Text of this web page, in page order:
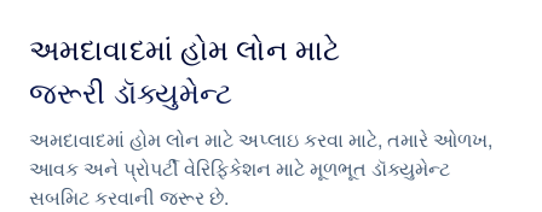
દર ઘટાડાનો લાભ લેવાની તક
સુવિધાજનક પરત ચુકવણીનું માળખું
અમદાવાદમાં હોમ લોન માટે
જરૂરી ડૉક્યુમેન્ટ
અમદાવાદમાં હોમ લોન માટે અપ્લાઇ કરવા માટે, તમારે ઓળખ,
આવક અને પ્રોપર્ટી વેરિફિકેશન માટે મૂળભૂત ડૉક્યુમેન્ટ
સબમિટ કરવાની જરૂર છે.